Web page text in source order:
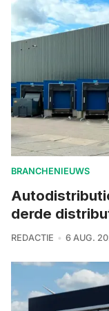
BRANCHENIEUWS
derde
REDACTIE 6 AUG.